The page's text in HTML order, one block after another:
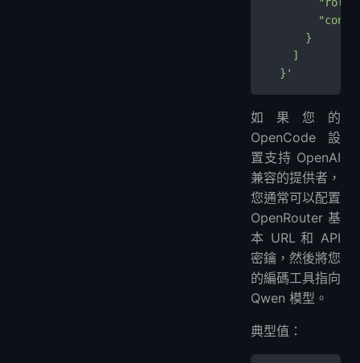
      }
    ]
  }'
如果您的
OpenCode 設
置支持 OpenAI
兼容的提供者，
您通常可以配置
OpenRouter 基
本 URL 和 API
密鑰，然後將您
的編碼工具指向
Qwen 模型。
典型值：